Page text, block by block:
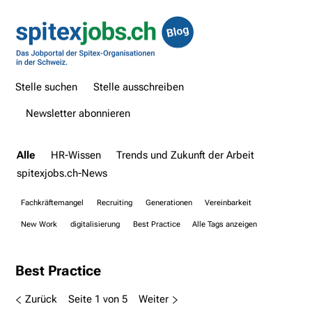
Stelle ausschreiben
Stelle suchen
Newsletter abonnieren
Alle HR-Wissen
Trends und Zukunft der Arbeit
spitexjobs.ch-News
Fachkräftemangel Recruiting Generationen Vereinbarkeit
New Work digitalisierung Best Practice Alle Tags anzeigen
Best Practice
ZurückSeite 1 von 5 Weiter